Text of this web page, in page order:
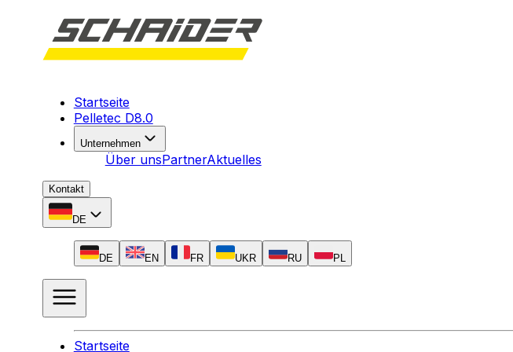
Startseite
Pelletec D8.0
Unternehmen
Über unsPartnerAktuelles
Kontakt
DE
DE EN FR UKR RU PL
Startseite